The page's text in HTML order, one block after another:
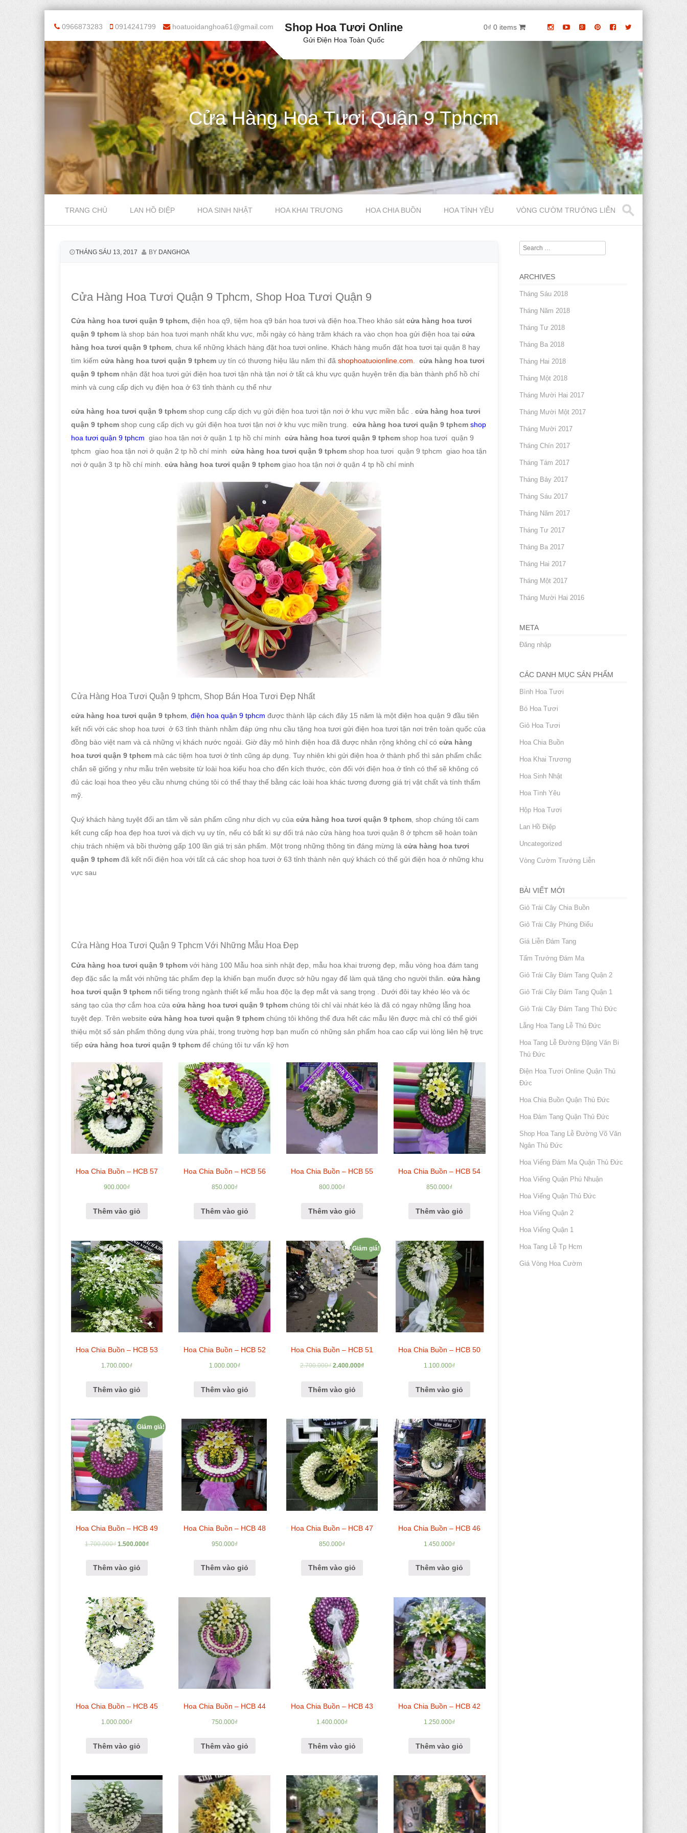
0966873283 0914241799 hoatuoidanghoa61@gmail.com 0₫ 0 items
Shop Hoa Tươi Online
Gửi Điện Hoa Toàn Quốc
Cửa Hàng Hoa Tươi Quận 9 Tphcm
Menu
TRANG CHỦ
LAN HỒ ĐIỆP HOA SINH NHẬT HOA KHAI TRƯƠNG HOA CHIA BUỒN HOA TÌNH YÊU VÒNG CƯỜM TRƯỚNG LIỄN
THÁNG SÁU 13, 2017 BY DANGHOA
Cửa Hàng Hoa Tươi Quận 9 Tphcm, Shop Hoa Tươi Quận 9
Cửa hàng hoa tươi quận 9 tphcm, điện hoa q9, tiệm hoa q9 bán hoa tươi và điện hoa.Theo khảo sát cửa hàng hoa tươi
quận 9 tphcm là shop bán hoa tươi mạnh nhất khu vực, mỗi ngày có hàng trăm khách ra vào chọn hoa gửi điện hoa tại cửa
hàng hoa tươi quận 9 tphcm , chưa kể những khách hàng đặt hoa tươi online. Khách hàng muốn đặt hoa tươi tại quận 8 hay
tìm kiếm cửa hàng hoa tươi quận 9 tphcm uy tín có thương hiệu lâu năm thì đã shophoatuoionline.com
cửa hàng hoa tươi
quận 9 tphcm nhận đặt hoa tươi gửi điện hoa tươi tận nhà tận nơi ở tất cả khu vực quận huyện trên địa bàn thành phố hồ chí
minh và cung cấp dịch vụ điện hoa ở 63 tỉnh thành cụ thể như
cửa hàng hoa tươi quận 9 tphcm shop cung cấp dịch vụ gửi điện hoa tươi tận nơi ở khu vực miền bắc . cửa hàng hoa tươi
quận 9 tphcm shop cung cấp dịch vụ gửi điện hoa tươi tận nơi ở khu vực miền trung. cửa hàng hoa tươi quận 9 tphcm shop
hoa tươi quận 9 tphcm giao hoa tận nơi ở quận 1 tp hồ chí minh cửa hàng hoa tươi quận 9 tphcm shop hoa tươi quận 9
tphcm giao hoa tận nơi ở quận 2 tp hồ chí minh cửa hàng hoa tươi quận 9 tphcm shop hoa tươi quận 9 tphcm giao hoa tận
nơi ở quận 3 tp hồ chí minh. cửa hàng hoa tươi quận 9 tphcm giao hoa tận nơi ở quận 4 tp hồ chí minh
Cửa Hàng Hoa Tươi Quận 9 tphcm, Shop Bán Hoa Tươi Đẹp Nhất
cửa hàng hoa tươi quận 9 tphcm, điện hoa quận 9 tphcm được thành lập cách đây 15 năm là một điện hoa quận 9 đầu tiên
kết nối với các shop hoa tươi ở 63 tỉnh thành nhằm đáp ứng nhu cầu tặng hoa tươi gửi điện hoa tươi tận nơi trên toàn quốc của
đồng bào việt nam và cả những vị khách nước ngoài. Giờ đây mô hình điện hoa đã được nhân rộng không chỉ có cửa hàng
hoa tươi quận 9 tphcm mà các tiệm hoa tươi ở tỉnh cũng áp dụng. Tuy nhiên khi gửi điện hoa ở thành phố thì sản phẩm chắc
chắn sẽ giống y như mẫu trên website từ loài hoa kiểu hoa cho đến kích thước, còn đối với điện hoa ở tỉnh có thể sẽ không có
đủ các loại hoa theo yêu cầu nhưng chúng tôi có thể thay thế bằng các loài hoa khác tương đương giá trị vật chất và tính thẩm
mỹ.
Quý khách hàng tuyệt đối an tâm về sản phẩm cũng như dịch vụ của cửa hàng hoa tươi quận 9 tphcm, shop chúng tôi cam
kết cung cấp hoa đẹp hoa tươi và dịch vụ uy tín, nếu có bất kì sự dối trá nào cửa hàng hoa tươi quận 8 ở tphcm sẽ hoàn toàn
chịu trách nhiệm và bồi thường gấp 100 lần giá trị sản phẩm. Một trong những thông tin đáng mừng là cửa hàng hoa tươi
quận 9 tphcm đã kết nối điện hoa với tất cả các shop hoa tươi ở 63 tỉnh thành nên quý khách có thể gửi điện hoa ở những khu
vực sau
Cửa Hàng Hoa Tươi Quận 9 Tphcm Với Những Mẫu Hoa Đẹp
Cửa hàng hoa tươi quận 9 tphcm với hàng 100 Mẫu hoa sinh nhật đẹp, mẫu hoa khai trương đẹp, mẫu vòng hoa đám tang
đẹp đặc sắc lạ mắt với những tác phẩm đẹp lạ khiến bạn muốn được sở hữu ngay để làm quà tặng cho người thân. cửa hàng
hoa tươi quận 9 tphcm nổi tiếng trong ngành thiết kế mẫu hoa độc lạ đẹp mắt và sang trọng . Dưới đôi tay khéo léo và óc
sáng tạo của thợ cắm hoa cửa cửa hàng hoa tươi quận 9 tphcm chúng tôi chỉ vài nhát kéo là đã có ngay những lẵng hoa
tuyệt đẹp. Trên website cửa hàng hoa tươi quận 9 tphcm chúng tôi không thể đưa hết các mẫu lên được mà chỉ có thể giới
thiệu một số sản phẩm thông dụng vừa phải, trong trường hợp bạn muốn có những sản phẩm hoa cao cấp vui lòng liên hệ trực
tiếp cửa hàng hoa tươi quận 9 tphcm để chúng tôi tư vấn kỹ hơn
Hoa Chia Buồn – HCB 57
900.000₫
Thêm vào giỏ
Hoa Chia Buồn – HCB 56
850.000₫
Thêm vào giỏ
Hoa Chia Buồn – HCB 55
800.000₫
Thêm vào giỏ
Hoa Chia Buồn – HCB 54
850.000₫
Thêm vào giỏ
Hoa Chia Buồn – HCB 53
1.700.000₫
Thêm vào giỏ
Hoa Chia Buồn – HCB 52
1.000.000₫
Thêm vào giỏ
Giảm giá!
Hoa Chia Buồn – HCB 51
2.700.000₫ 2.400.000₫
Thêm vào giỏ
Hoa Chia Buồn – HCB 50
1.100.000₫
Thêm vào giỏ
Giảm giá!
Hoa Chia Buồn – HCB 49
1.700.000₫ 1.500.000₫
Thêm vào giỏ
Hoa Chia Buồn – HCB 48
950.000₫
Thêm vào giỏ
Hoa Chia Buồn – HCB 47
850.000₫
Thêm vào giỏ
Hoa Chia Buồn – HCB 46
1.450.000₫
Thêm vào giỏ
Hoa Chia Buồn – HCB 45
1.000.000₫
Thêm vào giỏ
Hoa Chia Buồn – HCB 44
750.000₫
Thêm vào giỏ
Hoa Chia Buồn – HCB 43
1.400.000₫
Thêm vào giỏ
Hoa Chia Buồn – HCB 42
1.250.000₫
Thêm vào giỏ
Search
ARCHIVES
Tháng Sáu 2018
Tháng Năm 2018
Tháng Tư 2018
Tháng Ba 2018
Tháng Hai 2018
Tháng Một 2018
Tháng Mười Hai 2017
Tháng Mười Một 2017
Tháng Mười 2017
Tháng Chín 2017
Tháng Tám 2017
Tháng Bảy 2017
Tháng Sáu 2017
Tháng Năm 2017
Tháng Tư 2017
Tháng Ba 2017
Tháng Hai 2017
Tháng Một 2017
Tháng Mười Hai 2016
META
Đăng nhập
CÁC DANH MỤC SẢN PHẨM
Bình Hoa Tươi
Bó Hoa Tươi
Giỏ Hoa Tươi
Hoa Chia Buồn
Hoa Khai Trương
Hoa Sinh Nhật
Hoa Tình Yêu
Hộp Hoa Tươi
Lan Hồ Điệp
Uncategorized
Vòng Cườm Trướng Liễn
BÀI VIẾT MỚI
Giỏ Trái Cây Chia Buồn
Giỏ Trái Cây Phúng Điếu
Giá Liễn Đám Tang
Tấm Trướng Đám Ma
Giỏ Trái Cây Đám Tang Quận 2
Giỏ Trái Cây Đám Tang Quận 1
Giỏ Trái Cây Đám Tang Thủ Đức
Lẵng Hoa Tang Lễ Thủ Đức
Hoa Tang Lễ Đường Đặng Văn Bi
Thủ Đức
Điện Hoa Tươi Online Quận Thủ
Đức
Hoa Chia Buồn Quận Thủ Đức
Hoa Đám Tang Quận Thủ Đức
Shop Hoa Tang Lễ Đường Võ Văn
Ngân Thủ Đức
Hoa Viếng Đám Ma Quận Thủ Đức
Hoa Viếng Quận Phú Nhuận
Hoa Viếng Quận Thủ Đức
Hoa Viếng Quận 2
Hoa Viếng Quận 1
Hoa Tang Lễ Tp Hcm
Giá Vòng Hoa Cườm